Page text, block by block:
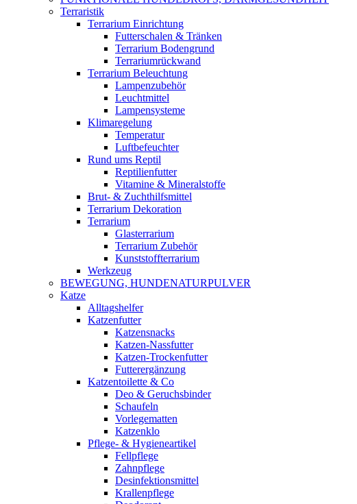
Terraristik
Terrarium Einrichtung
Futterschalen & Tränken
Terrarium Bodengrund
Terrariumrückwand
Terrarium Beleuchtung
Lampenzubehör
Leuchtmittel
Lampensysteme
Klimaregelung
Temperatur
Luftbefeuchter
Rund ums Reptil
Reptilienfutter
Vitamine & Mineralstoffe
Brut- & Zuchthilfsmittel
Terrarium Dekoration
Terrarium
Glasterrarium
Terrarium Zubehör
Kunststoffterrarium
Werkzeug
BEWEGUNG, HUNDENATURPULVER
Katze
Alltagshelfer
Katzenfutter
Katzensnacks
Katzen-Nassfutter
Katzen-Trockenfutter
Futterergänzung
Katzentoilette & Co
Deo & Geruchsbinder
Schaufeln
Vorlegematten
Katzenklo
Pflege- & Hygieneartikel
Fellpflege
Zahnpflege
Desinfektionsmittel
Krallenpflege